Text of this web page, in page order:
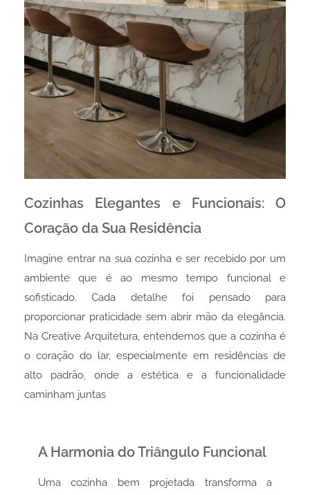
Cozinhas Elegantes e Funcionais: O
Coração da Sua Residência
Imagine entrar na sua cozinha e ser recebido por um
ambiente que é ao mesmo tempo funcional e
sofisticado. Cada detalhe foi pensado para
proporcionar praticidade sem abrir mão da elegância.
Na Creative Arquitetura, entendemos que a cozinha é
o coração do lar, especialmente em residências de
alto padrão, onde a estética e a funcionalidade
caminham juntas
A Harmonia do Triângulo Funcional
Uma cozinha bem projetada transforma a